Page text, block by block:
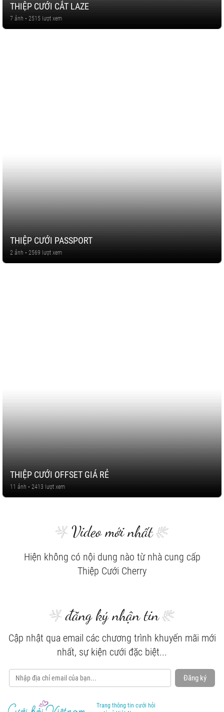
THIỆP CƯỚI CẮT LAZE
7 ảnh • 2515 lượt xem
THIỆP CƯỚI PASSPORT
2 ảnh • 2569 lượt xem
THIỆP CƯỚI OFFSET GIÁ RẺ
11 ảnh • 2413 lượt xem
Video mới nhất
Hiện không có nội dung nào từ nhà cung cấp
Thiệp Cưới Cherry
đăng ký nhận tin
Cập nhật qua email các chương trình khuyến mãi mới
nhất, sự kiện cưới đặc biệt...
Đăng ký
Trang thông tin cưới hỏi